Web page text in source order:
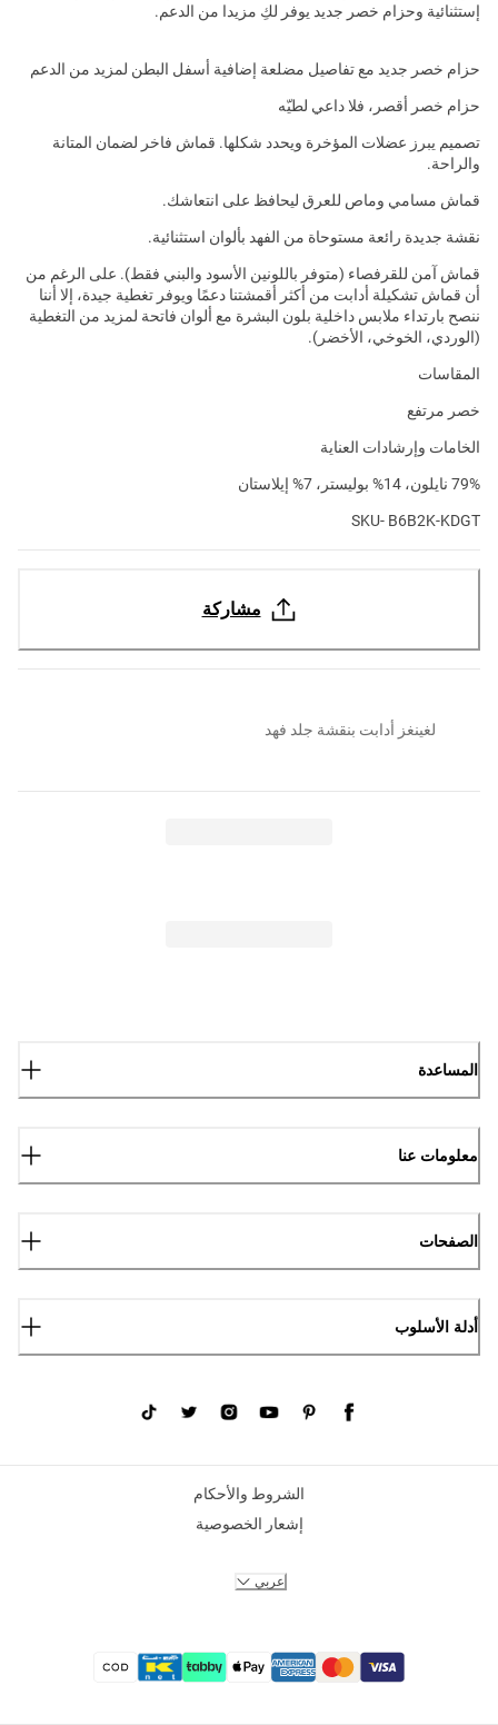
إستثنائية وحزام خصر جديد يوفر لكِ مزيدا من الدعم.
حزام خصر جديد مع تفاصيل مضلعة إضافية أسفل البطن لمزيد من الدعم
حزام خصر أقصر، فلا داعي لطيّه
تصميم يبرز عضلات المؤخرة ويحدد شكلها. قماش فاخر لضمان المتانة
والراحة.
قماش مسامي وماص للعرق ليحافظ على انتعاشك.
نقشة جديدة رائعة مستوحاة من الفهد بألوان استثنائية.
قماش آمن للقرفصاء (متوفر باللونين الأسود والبني فقط). على الرغم من
أن قماش تشكيلة أدابت من أكثر أقمشتنا دعمًا ويوفر تغطية جيدة، إلا أننا
ننصح بارتداء ملابس داخلية بلون البشرة مع ألوان فاتحة لمزيد من التغطية
(الوردي، الخوخي، الأخضر).
المقاسات
خصر مرتفع
الخامات وإرشادات العناية
79% نايلون، 14% بوليستر، 7% إيلاستان
SKU- B6B2K-KDGT
مشاركة
لغينغز أدابت بنقشة جلد فهد
المساعدة
معلومات عنا
الصفحات
أدلة الأسلوب
الشروط والأحكام
إشعار الخصوصية
عربي